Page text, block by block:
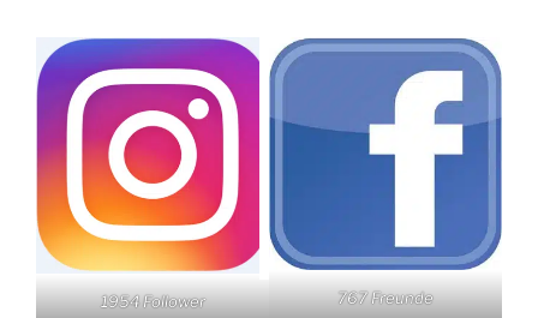
1954 Follower 767 Freunde